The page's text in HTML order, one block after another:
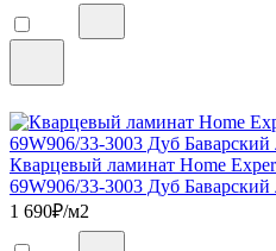
Кварцевый ламинат Home
69W906/33-3003 Дуб Баварский
1 690₽/м2